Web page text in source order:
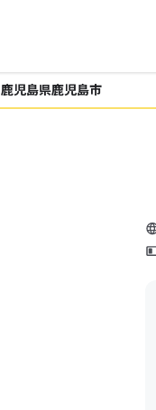
鹿児島県鹿児島市